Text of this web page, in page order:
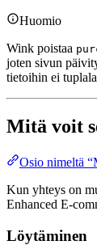
Huomio
Wink poistaa
joten sivun
tietoihin ei
Mitä voit
Osio nimeltä
Kun yhteys on
Enhanced E-
Löytäminen